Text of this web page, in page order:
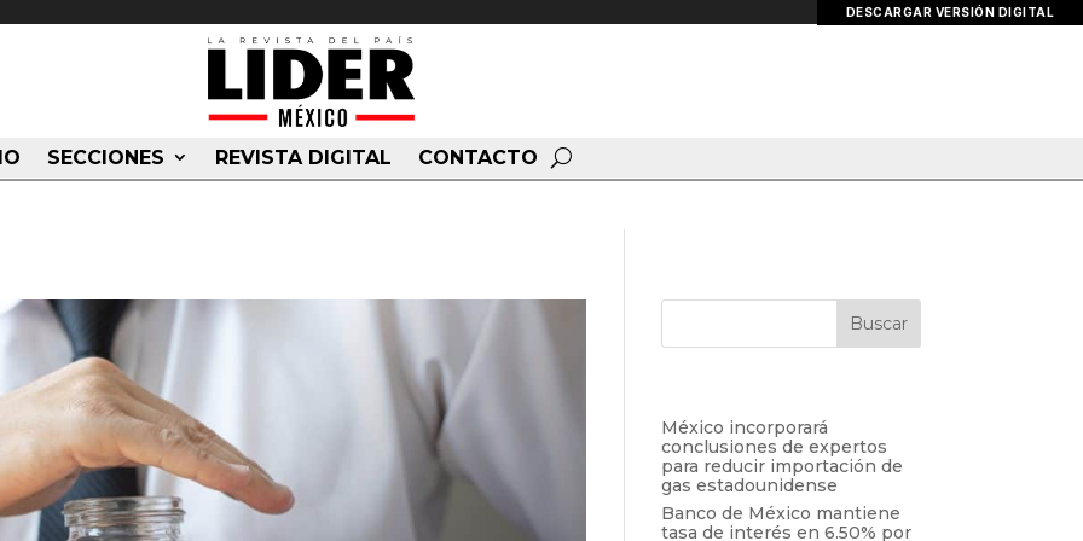
SECCIONES REVISTA DIGITAL CONTACTO
DESCARGAR VERSIÓN DIGITAL
México incorporará
conclusiones de expertos
para reducir importación de
gas estadounidense
Banco de México mantiene
tasa de interés en 6.50% por